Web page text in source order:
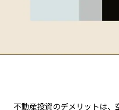
不動産投資のデメリットは